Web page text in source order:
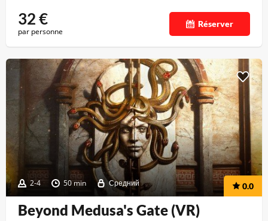
32€
par personne
Réserver
2-4 50 min Средний 0.0
Beyond Medusa's Gate (VR)